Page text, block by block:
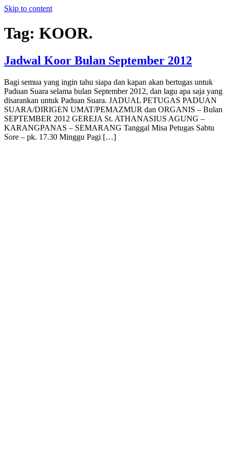
Skip to content
Tag: KOOR.
Jadwal Koor Bulan September 2012
Bagi semua yang ingin tahu siapa dan kapan akan bertugas untuk
Paduan Suara selama bulan September 2012, dan lagu apa saja yang
disarankan untuk Paduan Suara. JADUAL PETUGAS PADUAN
SUARA/DIRIGEN UMAT/PEMAZMUR dan ORGANIS – Bulan
SEPTEMBER 2012 GEREJA St. ATHANASIUS AGUNG –
KARANGPANAS – SEMARANG Tanggal Misa Petugas Sabtu
Sore – pk. 17.30 Minggu Pagi […]